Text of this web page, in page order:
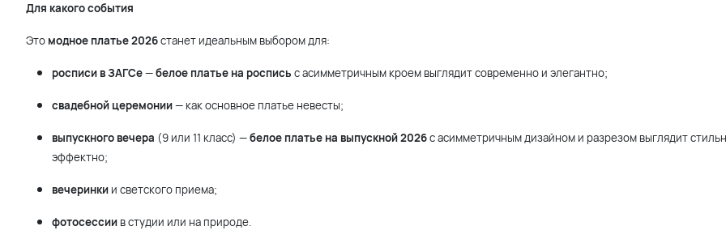
Для какого события
Это модное платье 2026станет идеальным выбором для:
росписи в ЗАГСе—белое платье на роспись с асимметричным кроем выглядит современно и элегантно;
свадебной церемонии— как основное платье невесты;
выпускного вечера (9 или 11 класс) —белое платье на выпускной 2026с асимметричным дизайном и разрезом выглядит
эффектно;
вечеринки и светского приема;
фотосессии в студии или на природе.